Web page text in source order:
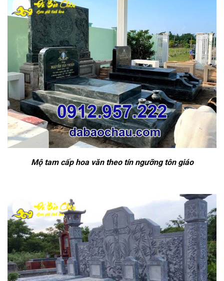
Mộ tam cấp hoa văn theo tín ngưỡng tôn giáo